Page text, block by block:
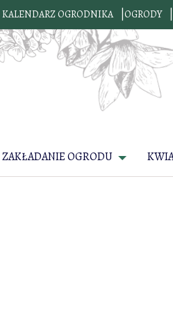
KALENDARZ OGRODNIKA OGRODY
ZAKŁADANIE OGRODU